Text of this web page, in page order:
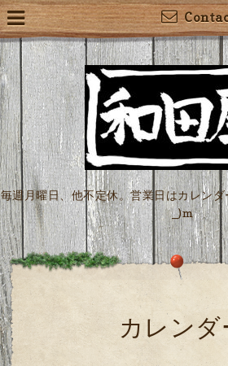
毎週月曜日、他不定休。営業日はカレン
_)m
カレン